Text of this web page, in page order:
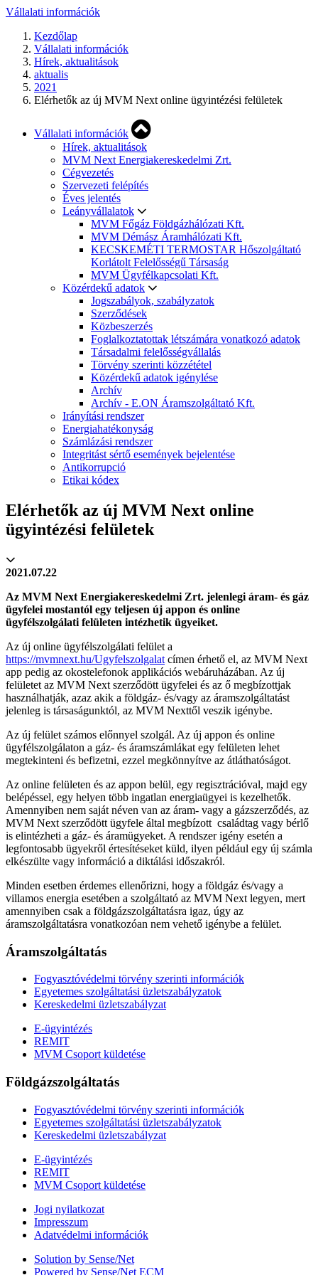
Vállalati információk
Kezdőlap
Vállalati információk
Hírek, aktualitások
aktualis
2021
Elérhetők az új MVM Next online ügyintézési felületek
Vállalati információk
Hírek, aktualitások
MVM Next Energiakereskedelmi Zrt.
Cégvezetés
Szervezeti felépítés
Éves jelentés
Leányvállalatok
MVM Főgáz Földgázhálózati Kft.
MVM Démász Áramhálózati Kft.
KECSKEMÉTI TERMOSTAR Hőszolgáltató
Korlátolt Felelősségű Társaság
MVM Ügyfélkapcsolati Kft.
Közérdekű adatok
Jogszabályok, szabályzatok
Szerződések
Közbeszerzés
Foglalkoztatottak létszámára vonatkozó adatok
Társadalmi felelősségvállalás
Törvény szerinti közzététel
Közérdekű adatok igénylése
Archív
Archív - E.ON Áramszolgáltató Kft.
Irányítási rendszer
Energiahatékonyság
Számlázási rendszer
Integritást sértő események bejelentése
Antikorrupció
Etikai kódex
Elérhetők az új MVM Next online
ügyintézési felületek
2021.07.22
Az MVM Next Energiakereskedelmi Zrt. jelenlegi áram- és gáz
ügyfelei mostantól egy teljesen új appon és online
ügyfélszolgálati felületen intézhetik ügyeiket.
Az új online ügyfélszolgálati felület a
https://mvmnext.hu/Ugyfelszolgalat címen érhető el, az MVM Next
app pedig az okostelefonok applikációs webáruházában. Az új
felületet az MVM Next szerződött ügyfelei és az ő megbízottjak
használhatják, azaz akik a földgáz- és/vagy az áramszolgáltatást
jelenleg is társaságunktól, az MVM Nexttől veszik igénybe.
Az új felület számos előnnyel szolgál. Az új appon és online
ügyfélszolgálaton a gáz- és áramszámlákat egy felületen lehet
megtekinteni és befizetni, ezzel megkönnyítve az átláthatóságot.
Az online felületen és az appon belül, egy regisztrációval, majd egy
belépéssel, egy helyen több ingatlan energiaügyei is kezelhetők.
Amennyiben nem saját néven van az áram- vagy a gázszerződés, az
MVM Next szerződött ügyfele által megbízott családtag vagy bérlő
is elintézheti a gáz- és áramügyeket. A rendszer igény esetén a
legfontosabb ügyekről értesítéseket küld, ilyen például egy új számla
elkészülte vagy információ a diktálási időszakról.
Minden esetben érdemes ellenőrizni, hogy a földgáz és/vagy a
villamos energia esetében a szolgáltató az MVM Next legyen, mert
amennyiben csak a földgázszolgáltatásra igaz, úgy az
áramszolgáltatásra vonatkozóan nem vehető igénybe a felület.
Áramszolgáltatás
Fogyasztóvédelmi törvény szerinti információk
Egyetemes szolgáltatási üzletszabályzatok
Kereskedelmi üzletszabályzat
E-ügyintézés
REMIT
MVM Csoport küldetése
Földgázszolgáltatás
Fogyasztóvédelmi törvény szerinti információk
Egyetemes szolgáltatási üzletszabályzatok
Kereskedelmi üzletszabályzat
E-ügyintézés
REMIT
MVM Csoport küldetése
Jogi nyilatkozat
Impresszum
Adatvédelmi információk
Solution by Sense/Net
Powered by Sense/Net ECM